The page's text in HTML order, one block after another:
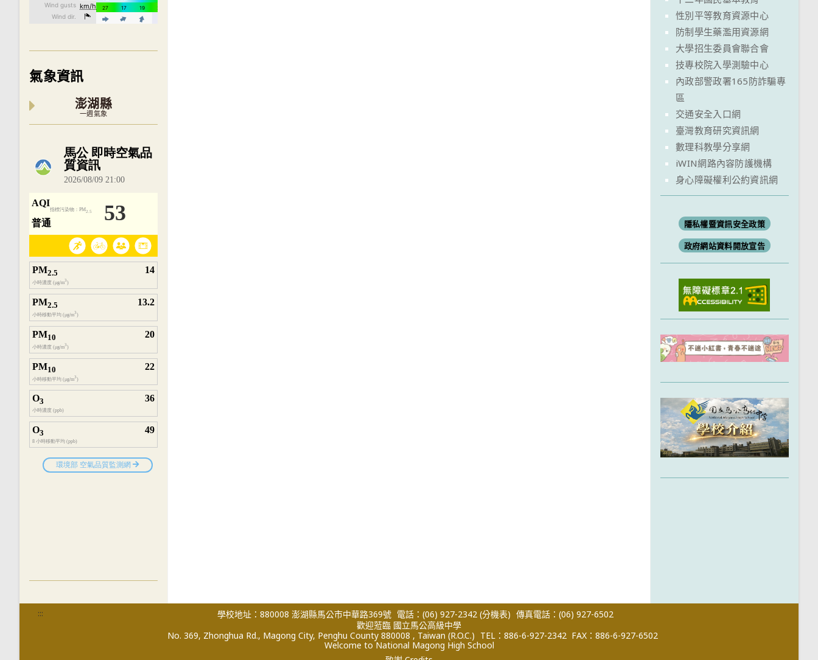
氣象資訊
澎湖縣
一週氣象
內嵌空氣品質小工具為視覺預覽，完整即時空氣品質資料請開啟
性別平等教育資源中心
防制學生藥濫用資源網
大學招生委員會聯合會
技專校院入學測驗中心
內政部警政署165防詐騙專
區
交通安全入口網
臺灣教育研究資訊網
數理科教學分享網
iWIN網路內容防護機構
身心障礙權利公約資訊網
隱私權暨資訊安全政策
政府網站資料開放宣告
::: 學校地址：880008 澎湖縣馬公市中華路369號 電話：(06) 927-2342 (分機表) 傳真電話：(06) 927-6502
歡迎蒞臨 國立馬公高級中學
No. 369, Zhonghua Rd., Magong City, Penghu County 880008 , Taiwan (R.O.C.) TEL：886-6-927-2342 FAX：886-6-927-6502
Welcome to National Magong High School